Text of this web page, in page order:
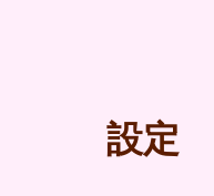
設定